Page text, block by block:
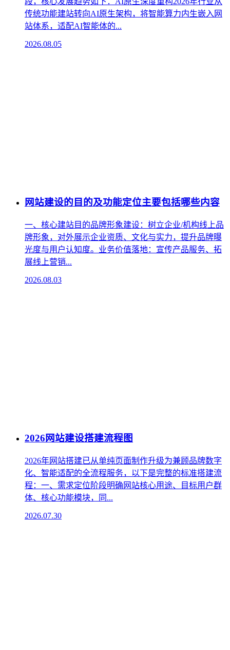
传统功能建站转向AI原生架构，将智能算力内生嵌入网
站体系，适配AI智能体的...
2026.08.05
网站建设的目的及功能定位主要包括哪些内容
一、核心建站目的‌品牌形象建设‌：树立企业/机构线上品
牌形象，对外展示企业资质、文化与实力，提升品牌曝
光度与用户认知度。‌业务价值落地‌：宣传产品服务、拓
展线上营销...
2026.08.03
2026网站建设搭建流程图
2026年网站搭建已从单纯页面制作升级为兼顾品牌数字
化、智能适配的全流程服务，以下是完整的标准搭建流
程：一、需求定位阶段明确网站核心用途、目标用户群
体、核心功能模块，同...
2026.07.30